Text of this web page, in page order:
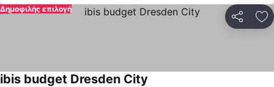
Δημοφιλής επιλογή
ibis budget Dresden City